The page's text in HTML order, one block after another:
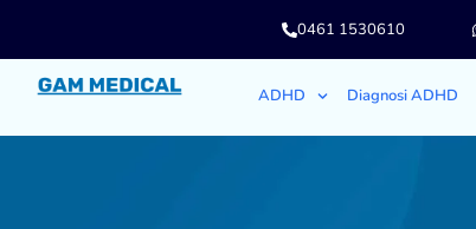
0461 1530610
ADHD Diagnosi ADHD